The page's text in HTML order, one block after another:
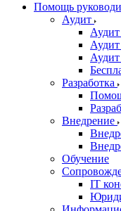
Помощь
Аудит
Аудит
Аудит
Разработка
Внедрение
Обучение
IT